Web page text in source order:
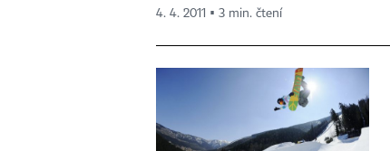
4. 4. 2011 ▪ 3 min. čtení